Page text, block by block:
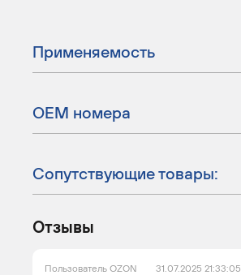
Применяемость
ОЕМ номера
Сопутствующие товары:
Отзывы
Пользователь OZON 31.07.2025 21:33:05